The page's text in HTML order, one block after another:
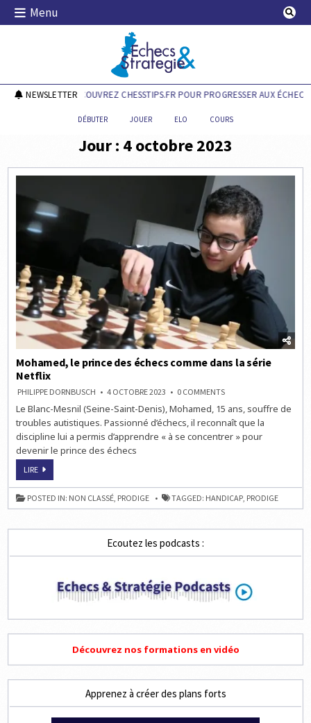
Skip
Menu
Echecs & Stratégie
NEWSLETTERDÉCOUVREZ CHESSTIPS.FR POUR PROGRESSER AUX ÉCHECS !
DÉBUTER JOUER ELO COURS
Jour : 4 octobre 2023
Mohamed, le prince des échecs comme dans la série
Netflix
PHILIPPE DORNBUSCH 4 OCTOBRE 2023 0 COMMENTSON
LE
PRINCE
DES
ÉCHECS
COMME
Le Blanc-Mesnil (Seine-Saint-Denis), Mohamed, 15 ans, souffre de
troubles autistiques. Passionné d’échecs, il reconnaît que la
discipline lui a permis d’apprendre « à se concentrer » pour
devenir le prince des échecs
LIREMOHAMED,
PRINCE
DES
ÉCHECS
COMME
LA
POSTED IN: NON CLASSÉ, PRODIGE TAGGED: HANDICAP, PRODIGE
Ecoutez les podcasts :
Découvrez nos formations en vidéo
Apprenez à créer des plans forts